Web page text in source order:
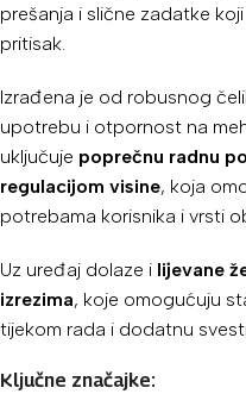
prešanja i slične zadatke
pritisak.
Izrađena je od robusnog
upotrebu i otpornost na
uključuje poprečnu radnu
regulacijom visine, koja
potrebama korisnika i vrsti
Uz uređaj dolaze i lijevane
izrezima, koje omogućuju
tijekom rada i dodatnu
Ključne značajke: